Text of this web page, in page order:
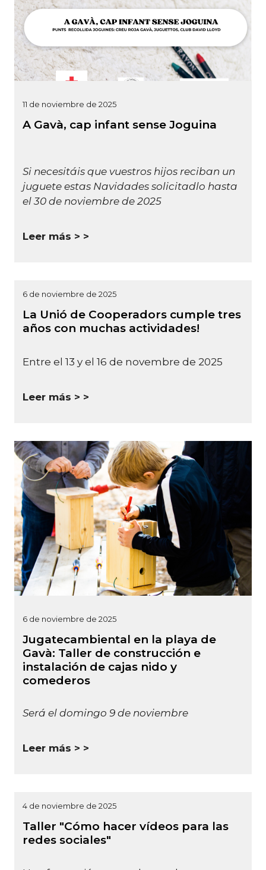
11 de noviembre de 2025
A Gavà, cap infant sense Joguina
Si necesitáis que vuestros hijos reciban un
juguete estas Navidades solicitadlo hasta
el 30 de noviembre de 2025
Leer más >
6 de noviembre de 2025
La Unió de Cooperadors cumple tres
años con muchas actividades!
Entre el 13 y el 16 de novembre de 2025
Leer más >
6 de noviembre de 2025
Jugatecambiental en la playa de
Gavà: Taller de construcción e
instalación de cajas nido y
comederos
Será el domingo 9 de noviembre
Leer más >
4 de noviembre de 2025
Taller "Cómo hacer vídeos para las
redes sociales"